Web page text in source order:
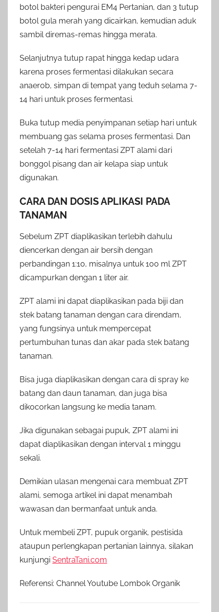
botol bakteri pengurai EM4 Pertanian, dan 3 tutup
botol gula merah yang dicairkan, kemudian aduk
sambil diremas-remas hingga merata.
Selanjutnya tutup rapat hingga kedap udara
karena proses fermentasi dilakukan secara
anaerob, simpan di tempat yang teduh selama 7-
14 hari untuk proses fermentasi.
Buka tutup media penyimpanan setiap hari untuk
membuang gas selama proses fermentasi. Dan
setelah 7-14 hari fermentasi ZPT alami dari
bonggol pisang dan air kelapa siap untuk
digunakan.
CARA DAN DOSIS APLIKASI PADA
TANAMAN
Sebelum ZPT diaplikasikan terlebih dahulu
diencerkan dengan air bersih dengan
perbandingan 1:10, misalnya untuk 100 ml ZPT
dicampurkan dengan 1 liter air.
ZPT alami ini dapat diaplikasikan pada biji dan
stek batang tanaman dengan cara direndam,
yang fungsinya untuk mempercepat
pertumbuhan tunas dan akar pada stek batang
tanaman.
Bisa juga diaplikasikan dengan cara di spray ke
batang dan daun tanaman, dan juga bisa
dikocorkan langsung ke media tanam.
Jika digunakan sebagai pupuk, ZPT alami ini
dapat diaplikasikan dengan interval 1 minggu
sekali.
Demikian ulasan mengenai cara membuat ZPT
alami, semoga artikel ini dapat menambah
wawasan dan bermanfaat untuk anda.
Untuk membeli ZPT, pupuk organik, pestisida
ataupun perlengkapan pertanian lainnya, silakan
kunjungi SentraTani.com
Referensi: Channel Youtube Lombok Organik